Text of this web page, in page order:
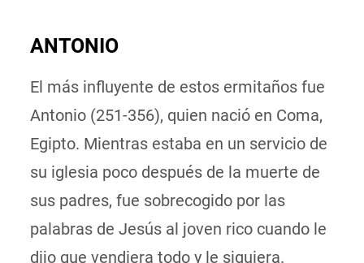
ANTONIO
El más influyente de estos ermitaños fue
Antonio (251-356), quien nació en Coma,
Egipto. Mientras estaba en un servicio de
su iglesia poco después de la muerte de
sus padres, fue sobrecogido por las
palabras de Jesús al joven rico cuando le
dijo que vendiera todo y le siguiera.